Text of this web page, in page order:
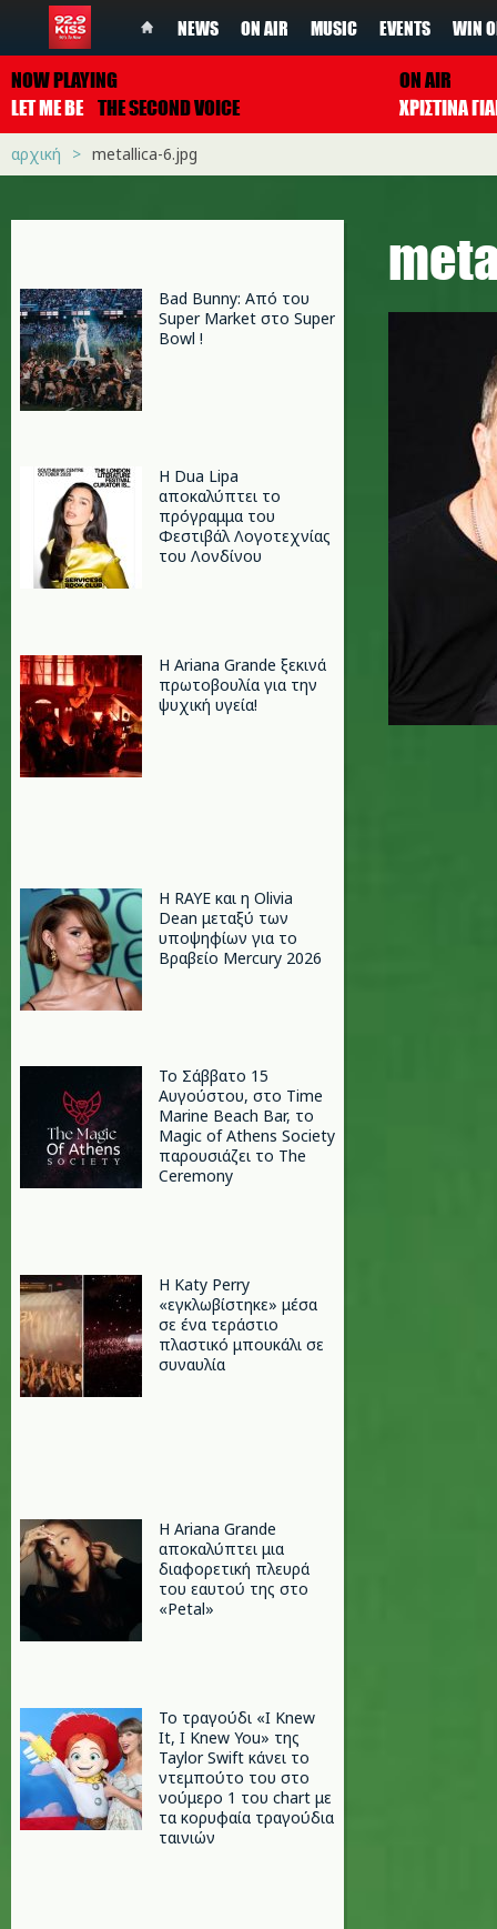
NEWS ON AIR MUSIC EVENTS WIN
NOW PLAYING
LET ME BE THE SECOND VOICE
ON AIR
ΧΡΙΣΤΙΝΑ
αρχική metallica-6.jpg
Bad Bunny: Από του
Super Market στο Super
Bowl !
Η Dua Lipa
αποκαλύπτει το
πρόγραμμα του
Φεστιβάλ Λογοτεχνίας
του Λονδίνου
Η Ariana Grande ξεκινά
πρωτοβουλία για την
ψυχική υγεία!
Η RAYE και η Olivia
Dean μεταξύ των
υποψηφίων για το
Βραβείο Mercury 2026
Το Σάββατο 15
Αυγούστου, στο Time
Marine Beach Bar, το
Magic of Athens Society
παρουσιάζει το The
Ceremony
H Katy Perry
«εγκλωβίστηκε» μέσα
σε ένα τεράστιο
πλαστικό μπουκάλι σε
συναυλία
Η Ariana Grande
αποκαλύπτει μια
διαφορετική πλευρά
του εαυτού της στο
«Petal»
Το τραγούδι «I Knew
It, I Knew You» της
Taylor Swift κάνει το
ντεμπούτο του στο
νούμερο 1 του chart με
τα κορυφαία τραγούδια
ταινιών